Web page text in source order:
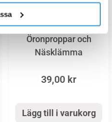
Bad och lek
Öronproppar och
Näsklämma
39,00 kr
Lägg till i varukorg